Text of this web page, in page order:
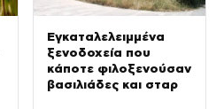
Εγκαταλελειμμένα
ξενοδοχεία που
κάποτε φιλοξενούσαν
βασιλιάδες και σταρ